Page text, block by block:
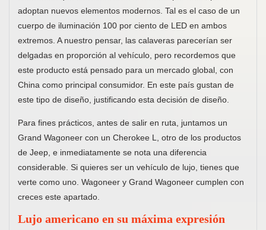
adoptan nuevos elementos modernos. Tal es el caso de un
cuerpo de iluminación 100 por ciento de LED en ambos
extremos. A nuestro pensar, las calaveras parecerían ser
delgadas en proporción al vehículo, pero recordemos que
este producto está pensado para un mercado global, con
China como principal consumidor. En este país gustan de
este tipo de diseño, justificando esta decisión de diseño.
Para fines prácticos, antes de salir en ruta, juntamos un
Grand Wagoneer con un Cherokee L, otro de los productos
de Jeep, e inmediatamente se nota una diferencia
considerable. Si quieres ser un vehículo de lujo, tienes que
verte como uno. Wagoneer y Grand Wagoneer cumplen con
creces este apartado.
Lujo americano en su máxima expresión